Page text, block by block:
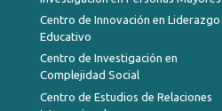
Centro de Innovación en Liderazgo
Educativo
Centro de Investigación en
Complejidad Social
Centro de Estudios de Relaciones